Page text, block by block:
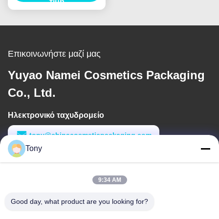
ενέσεις φούσκωμα
τιμή
Επικοινωνήστε μαζί μας
Yuyao Namei Cosmetics Packaging
Co., Ltd.
Ηλεκτρονικό ταχυδρομείο
tony@chinacosmeticpackaging.com
Εργασιακό χρόνο
Tony
9:34 AM
Good day, what product are you looking for?